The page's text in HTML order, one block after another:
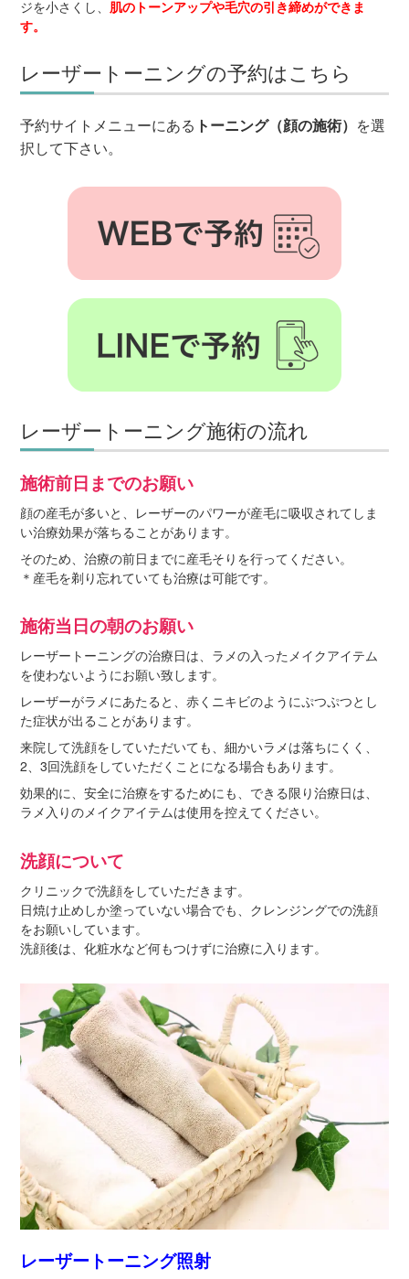
ジを小さくし、 肌のトーンアップや毛穴の引き締めができま
す。
レーザートーニングの予約はこちら
予約サイトメニューにある トーニング（顔の施術） を選
択して下さい。
レーザートーニング施術の流れ
施術前日までのお願い
顔の産毛が多いと、レーザーのパワーが産毛に吸収されてしま
い治療効果が落ちることがあります。
そのため、治療の前日までに産毛そりを行ってください。
＊産毛を剃り忘れていても治療は可能です。
施術当日の朝のお願い
レーザートーニングの治療日は、ラメの入ったメイクアイテム
を使わないようにお願い致します。
レーザーがラメにあたると、赤くニキビのようにぷつぷつとし
た症状が出ることがあります。
来院して洗顔をしていただいても、細かいラメは落ちにくく、
2、3回洗顔をしていただくことになる場合もあります。
効果的に、安全に治療をするためにも、できる限り治療日は、
ラメ入りのメイクアイテムは使用を控えてください。
洗顔について
クリニックで洗顔をしていただきます。
日焼け止めしか塗っていない場合でも、クレンジングでの洗顔
をお願いしています。
洗顔後は、化粧水など何もつけずに治療に入ります。
レーザートーニング照射